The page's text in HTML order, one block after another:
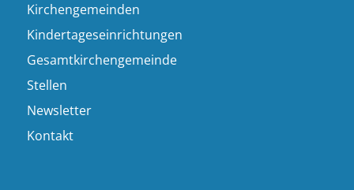
Kirchengemeinden
Kindertageseinrichtungen
Gesamtkirchengemeinde
Stellen
Newsletter
Kontakt